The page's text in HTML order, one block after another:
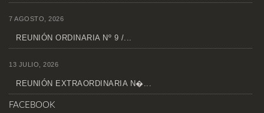
7 AGOSTO, 2026
REUNIÓN ORDINARIA Nº 9 /...
13 JULIO, 2026
REUNIÓN EXTRAORDINARIA N�...
FACEBOOK